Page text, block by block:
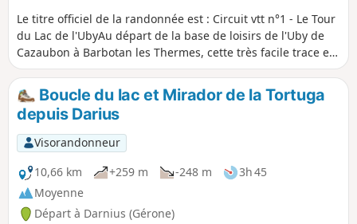
faucons crécerelles ne seront plus que
probablement pas aussi rares.
Le titre officiel de la randonnée est : Circuit vtt n°1 - Le Tour
du Lac de l'UbyAu départ de la base de loisirs de l'Uby de
Cazaubon à Barbotan les Thermes, cette très facile trace est
parfaitement adaptée à la découverte du VTT ! Idéale pour
les familles ou pour s'initier, profitez du tour du lac, en
toute sécurité !
Boucle du lac et Mirador de la Tortuga
depuis Darius
Visorandonneur
10,66 km
+259 m -248 m
3h 45
Moyenne
Départ à Darnius (Gérone)